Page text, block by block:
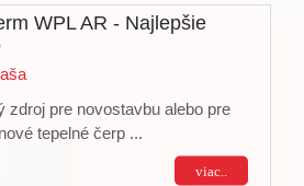
WPL AR - Najlepšie
zdroj pre novostavbu alebo pre
tepelné čerp ...
viac..